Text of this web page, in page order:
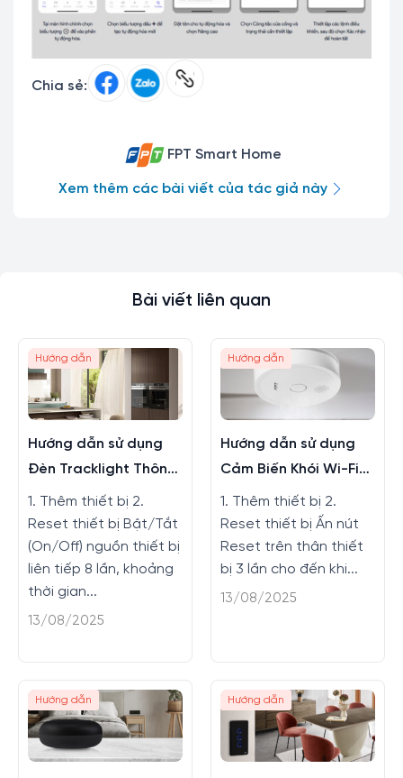
Chia sẻ:
FPT Smart Home
Xem thêm các bài viết của tác giả này
Bài viết liên quan
Hướng dẫn
Hướng dẫn sử dụng
Đèn Tracklight Thông
Minh
1. Thêm thiết bị 2.
Reset thiết bị Bật/Tắt
(On/Off) nguồn thiết bị
liên tiếp 8 lần, khoảng
thời gian...
13/08/2025
Hướng dẫn
Hướng dẫn sử dụng
Cảm Biến Khói Wi-Fi
Bluetooth
1. Thêm thiết bị 2.
Reset thiết bị Ấn nút
Reset trên thân thiết
bị 3 lần cho đến khi...
13/08/2025
Hướng dẫn Hướng dẫn